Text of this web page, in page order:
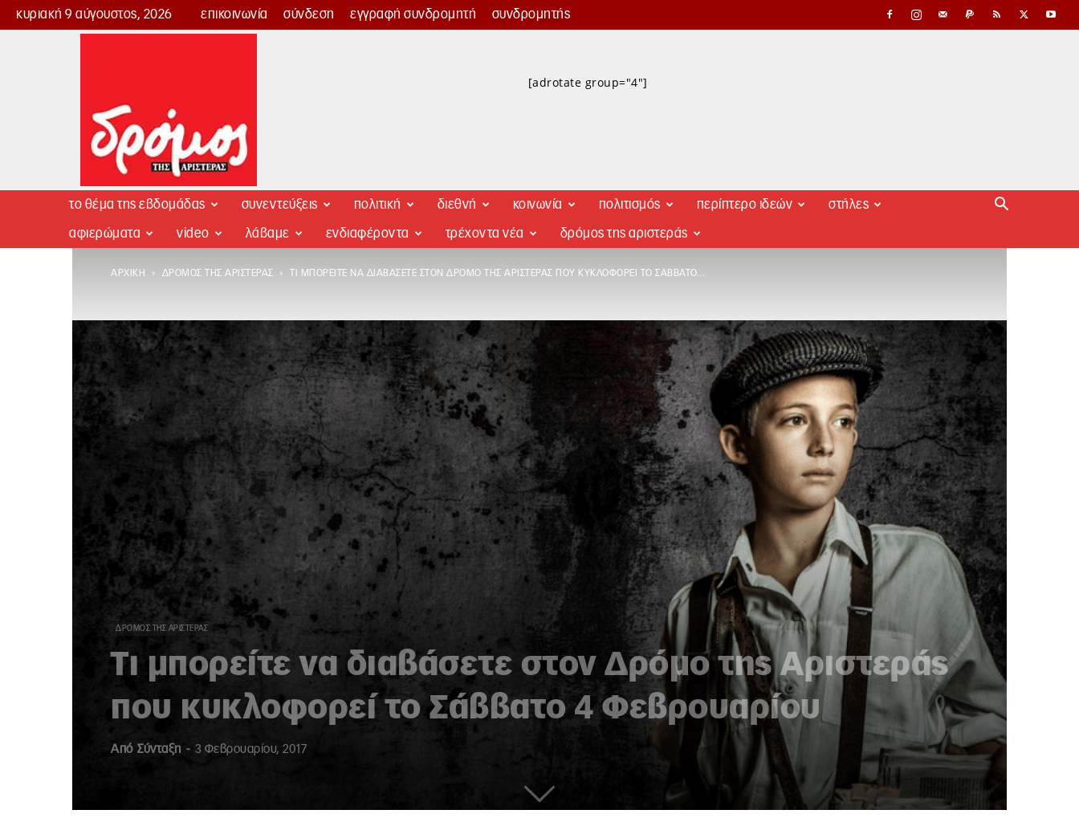
κυριακή 9 αύγουστος, 2026 επικοινωνία σύνδεση εγγραφή συνδρομητή συνδρομητής
Δρόμος
[adrotate group="4"]
το θέμα της εβδομάδας συνεντεύξεις πολιτική διεθνή κοινωνία πολιτισμός περίπτερο ιδεών στήλες
αφιερώματα video λάβαμε ενδιαφέροντα τρέχοντα νέα δρόμος της αριστεράς
ΑΡΧΙΚΉ ΔΡΌΜΟΣ ΤΗΣ ΑΡΙΣΤΕΡΆΣ ΤΙ ΜΠΟΡΕΊΤΕ ΝΑ ΔΙΑΒΆΣΕΤΕ ΣΤΟΝ ΔΡΌΜΟ ΤΗΣ ΑΡΙΣΤΕΡΆΣ ΠΟΥ ΚΥΚΛΟΦΟΡΕΊ ΤΟ ΣΆΒΒΑΤΟ...
ΔΡΌΜΟΣ ΤΗΣ ΑΡΙΣΤΕΡΆΣ
Τι μπορείτε να διαβάσετε στον Δρόμο της Αριστεράς
που κυκλοφορεί το Σάββατο 4 Φεβρουαρίου
Από Σύνταξη - 3 Φεβρουαρίου, 2017